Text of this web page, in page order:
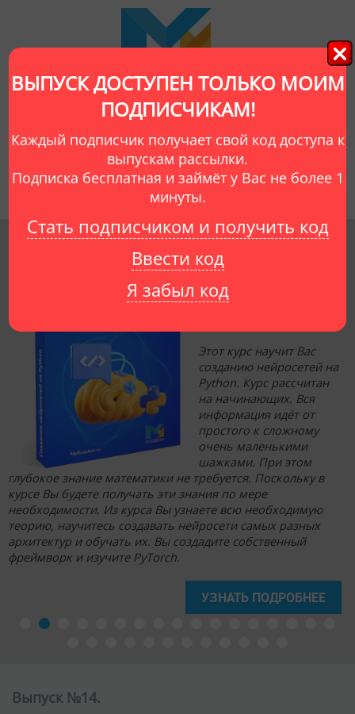
ВЫПУСК ДОСТУПЕН ТОЛЬКО МОИМ
ПОДПИСЧИКАМ!
Каждый подписчик получает свой код доступа к
выпускам рассылки.
Подписка бесплатная и займёт у Вас не более 1
минуты.
Стать подписчиком и получить код
Ввести код
Я забыл код
Об авторе Видеокурсы
Отзывы
Выпуски рассылки
Мой сайт Сайты учеников
Создание
нейросетей
Этот курс научит Вас
созданию нейросетей на
Python. Курс рассчитан
на начинающих. Вся
информация идёт от
простого к сложному
очень маленькими
шажками. При этом
глубокое знание математики не требуется. Поскольку в
курсе Вы будете получать эти знания по мере
необходимости. Из курса Вы узнаете всю необходимую
теорию, научитесь создавать нейросети самых разных
архитектур и обучать их. Вы создадите собственный
фреймворк и изучите PyTorch.
УЗНАТЬ ПОДРОБНЕЕ
Выпуск №14.